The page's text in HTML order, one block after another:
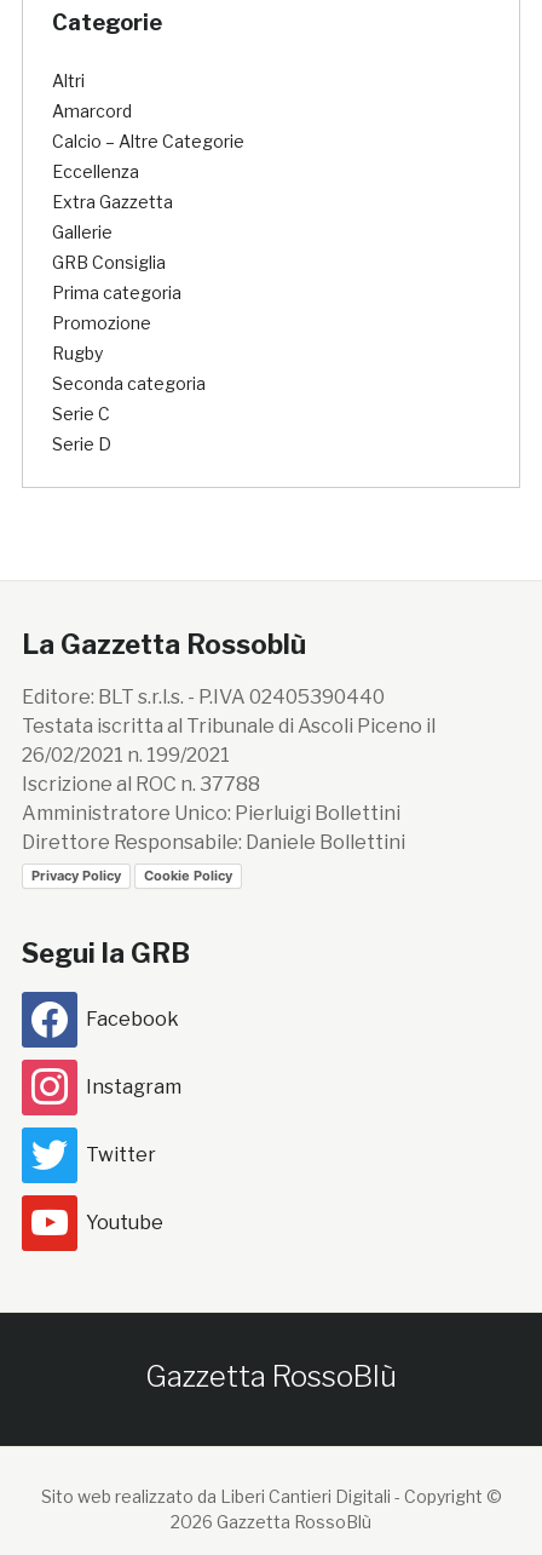
Categorie
Altri
Amarcord
Calcio – Altre Categorie
Eccellenza
Extra Gazzetta
Gallerie
GRB Consiglia
Prima categoria
Promozione
Rugby
Seconda categoria
Serie C
Serie D
La Gazzetta Rossoblù
Editore: BLT s.r.l.s. - P.IVA 02405390440
Testata iscritta al Tribunale di Ascoli Piceno il
26/02/2021 n. 199/2021
Iscrizione al ROC n. 37788
Amministratore Unico: Pierluigi Bollettini
Direttore Responsabile: Daniele Bollettini
Privacy Policy Cookie Policy
Segui la GRB
Facebook
Instagram
Twitter
Youtube
Gazzetta RossoBlù
Sito web realizzato da Liberi Cantieri Digitali - Copyright ©
2026 Gazzetta RossoBlù